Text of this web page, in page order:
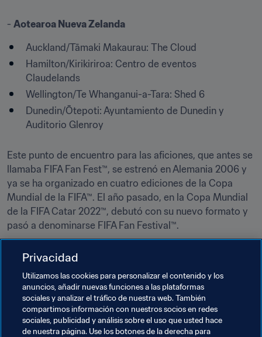
- Aotearoa Nueva Zelanda
Auckland/Tāmaki Makaurau: The Cloud
Hamilton/Kirikiriroa: Centro de eventos
Claudelands
Wellington/Te Whanganui-a-Tara: Shed 6
Dunedin/Ōtepoti: Ayuntamiento de Dunedin y
Auditorio Glenroy
Este punto de encuentro para las aficiones, que antes se
llamaba FIFA Fan Fest™, se estrenó en Alemania 2006 y
ya se ha organizado en cuatro ediciones de la Copa
Mundial de la FIFA™. El año pasado, en la Copa Mundial
de la FIFA Catar 2022™, debutó con su nuevo formato y
pasó a denominarse FIFA Fan Festival™.
horarios de apertura, los conciertos y otras actividades.
Si desea obtener más información, visite FIFA+
Temas relacionados
Privacidad
Utilizamos las cookies para personalizar el contenido y los
anuncios, añadir nuevas funciones a las plataformas
sociales y analizar el tráfico de nuestra web. También
compartimos información con nuestros socios en redes
sociales, publicidad y análisis sobre el uso que usted hace
de nuestra página. Use los botones de la derecha para